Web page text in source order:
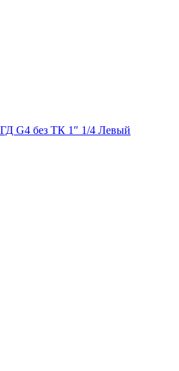
G4 без ТК 1″ 1/4 Левый